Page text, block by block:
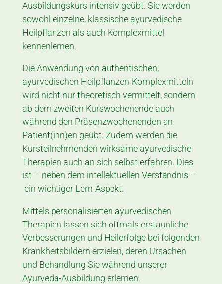
Ausbildungskurs intensiv geübt. Sie werden
sowohl einzelne, klassische ayur­vedi­sche
Heil­pflanzen als auch Kom­plex­mittel
kennenlernen.
Die Anwendung von authentischen,
ayurvedischen Heilpflanzen-Komplexmitteln
wird nicht nur theoretisch vermittelt, sondern
ab dem zweiten Kurswochenende auch
während den Präsenzwochenenden an
Patient(inn)en geübt. Zudem werden die
Kursteilnehmenden wirksame ayurvedische
Therapien auch an sich selbst erfahren. Dies
ist – neben dem intellektuellen Verständnis –
ein wichtiger Lern-Aspekt.
Mittels personalisierten ayurvedischen
Therapien lassen sich oftmals erstaunliche
Verbesserungen und Heilerfolge bei fol­gen­den
Krankheitsbildern erzielen, deren Ur­sachen
und Behandlung Sie während unserer
Ayurveda-Ausbil­dung erlernen.